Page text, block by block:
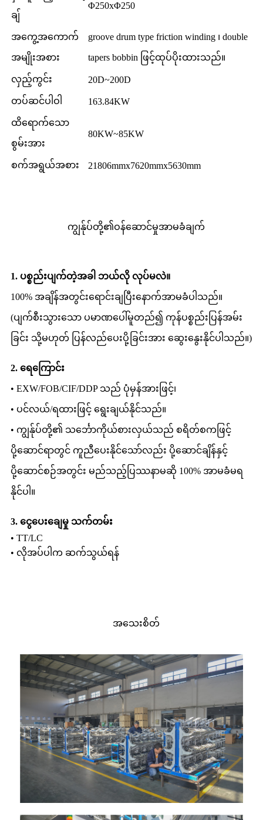
ချ်
Φ250xΦ250
အကွေ့အကောက်
အမျိုးအစား
groove drum type friction winding ၊ double
tapers bobbin ဖြင့်ထုပ်ပိုးထားသည်။
လှည့်ကွင်း 20D~200D
တပ်ဆင်ပါဝါ 163.84KW
ထိရောက်သော
စွမ်းအား
80KW~85KW
စက်အရွယ်အစား 21806mmx7620mmx5630mm
ကျွန်ုပ်တို့၏ဝန်ဆောင်မှုအာမခံချက်
1. ပစ္စည်းပျက်တဲ့အခါ ဘယ်လို လုပ်မလဲ။
100% အချိန်အတွင်းရောင်းချပြီးနောက်အာမခံပါသည်။
(ပျက်စီးသွားသော ပမာဏပေါ်မူတည်၍ ကုန်ပစ္စည်းပြန်အမ်း
ခြင်း သို့မဟုတ် ပြန်လည်ပေးပို့ခြင်းအား ဆွေးနွေးနိုင်ပါသည်။)
2. ရေကြောင်း
• EXW/FOB/CIF/DDP သည် ပုံမှန်အားဖြင့်၊
• ပင်လယ်/ရထားဖြင့် ရွေးချယ်နိုင်သည်။
• ကျွန်ုပ်တို့၏ သင်္ဘောကိုယ်စားလှယ်သည် စရိတ်စကဖြင့်
ပို့ဆောင်ရာတွင် ကူညီပေးနိုင်သော်လည်း ပို့ဆောင်ချိန်နှင့်
ပို့ဆောင်စဉ်အတွင်း မည်သည့်ပြဿနာမဆို 100% အာမခံမရ
နိုင်ပါ။
3. ငွေပေးချေမှု သက်တမ်း
• TT/LC
• လိုအပ်ပါက ဆက်သွယ်ရန်
အသေးစိတ်